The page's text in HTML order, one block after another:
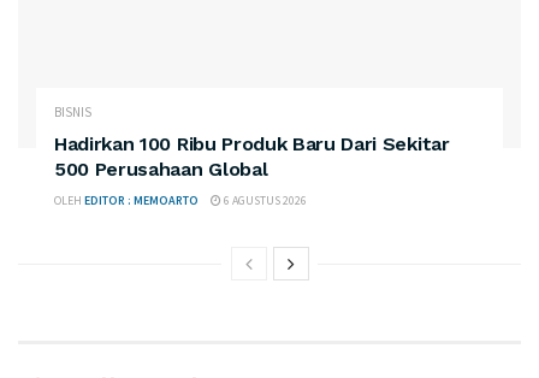
BISNIS
Hadirkan 100 Ribu Produk Baru Dari Sekitar
500 Perusahaan Global
OLEH EDITOR : MEMOARTO 6 AGUSTUS 2026